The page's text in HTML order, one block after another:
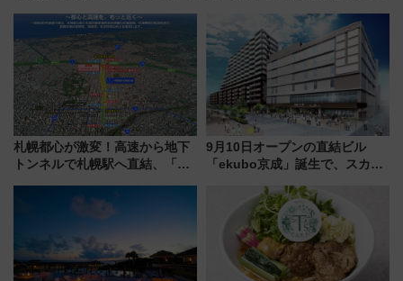
札幌都心が激変！高速から地下
トンネルで札幌駅へ直結、「創
から本格着工、延長4.8km整備
9月10日オープンの直結ビル
「ekubo京成」誕生で、スカイ
新鎌ヶ谷はどう変わる？ 全テナ
ント情報も公開！